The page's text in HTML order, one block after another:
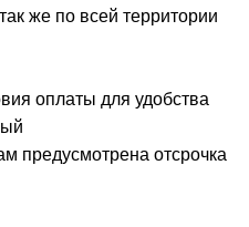
же по всей территории
оплаты для удобства
предусмотрена отсрочка